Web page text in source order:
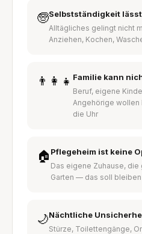
🧓Selbstständigkeit
Alltägliches gelingt nicht
Anziehen, Kochen,
👨‍👩‍👧 Familie kann
Beruf, eigene
Angehörige wollen
die Uhr
🏠 Pflegeheim ist keine
Das eigene Zuhause,
Garten — das soll bleiben
🌙Nächtliche
Stürze, Toilettengänge,